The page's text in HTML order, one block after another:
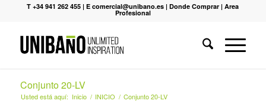
T +34 941 262 455 |E comercial@unibano.es |Donde Comprar |Area
Profesional
Conjunto 20-LV
Usted está aquí: Inicio / INICIO / Conjunto 20-LV